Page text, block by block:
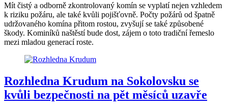
Mít čistý a odborně zkontrolovaný komín se vyplatí nejen vzhledem
k riziku požáru, ale také kvůli pojišťovně. Počty požárů od špatně
udržovaného komína přitom rostou, zvyšují se také způsobené
škody. Kominíků naštěstí bude dost, zájem o toto tradiční řemeslo
mezi mladou generací roste.
Rozhledna Krudum na Sokolovsku se
kvůli bezpečnosti na pět měsíců uzavře